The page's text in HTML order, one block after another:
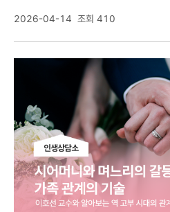
2026-04-14 조회 410